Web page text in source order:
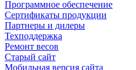
Программное обеспечение
Сертификаты продукции
Партнеры и дилеры
Техподдержка
Ремонт весов
Старый сайт
Мобильная версия сайта